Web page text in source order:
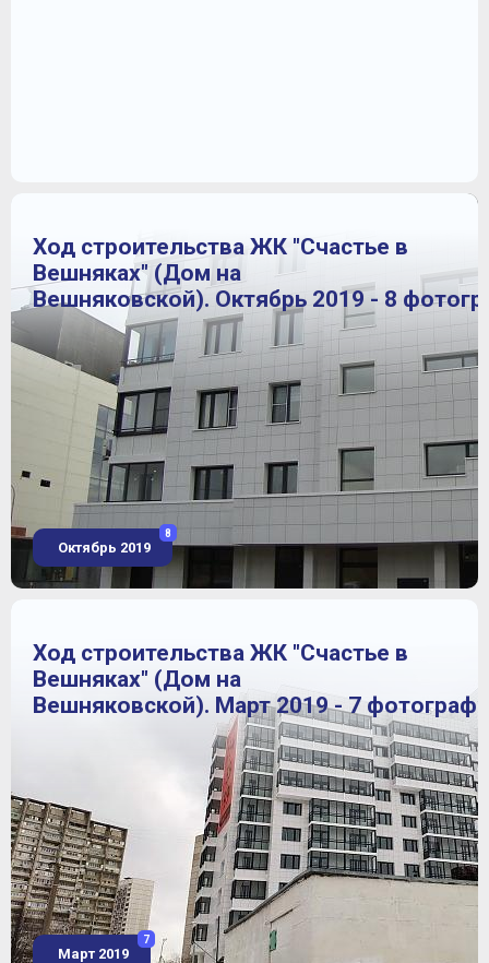
Ход строительства ЖК "Счастье в
Вешняках" (Дом на
Вешняковской). Октябрь 2019 - 8
Октябрь 2019
8
Ход строительства ЖК "Счастье в
Вешняках" (Дом на
Вешняковской). Март 2019 - 7
Март 2019
7